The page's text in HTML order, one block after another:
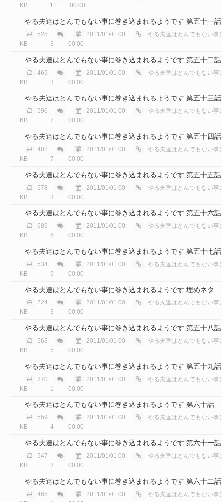
KB
11
00:00
やる夫達はとんでもない事に巻き込まれるようです 第五十一話
525
KB
3
2011/01/01 00:
00:00
やる夫達はとんでもない事に巻き込
やる夫達はとんでもない事に巻き込まれるようです 第五十二話
469
KB
3
2011/01/01 00:
00:00
やる夫達はとんでもない事に巻き込
やる夫達はとんでもない事に巻き込まれるようです 第五十三話
596
KB
7
2011/01/01 00:
00:00
やる夫達はとんでもない事に巻き込
やる夫達はとんでもない事に巻き込まれるようです 第五十四話
402
KB
7
2011/01/01 00:
00:00
やる夫達はとんでもない事に巻き込
やる夫達はとんでもない事に巻き込まれるようです 第五十五話
578
KB
3
2011/01/01 00:
00:00
やる夫達はとんでもない事に巻き込
やる夫達はとんでもない事に巻き込まれるようです 第五十六話
689
KB
6
2011/01/01 00:
00:00
やる夫達はとんでもない事に巻き込
やる夫達はとんでもない事に巻き込まれるようです 第五十七話
534
KB
9
2011/01/01 00:
00:00
やる夫達はとんでもない事に巻き込
やる夫達はとんでもない事に巻き込まれるようです 埋めネタ
224
KB
3
2011/01/01 00:
00:00
やる夫達はとんでもない事に巻き込
やる夫達はとんでもない事に巻き込まれるようです 第五十八話
563
KB
5
2011/01/01 00:
00:00
やる夫達はとんでもない事に巻き込
やる夫達はとんでもない事に巻き込まれるようです 第五十九話
370
KB
1
2011/01/01 00:
00:00
やる夫達はとんでもない事に巻き込
やる夫達はとんでもない事に巻き込まれるようです 第六十話
559
KB
4
2011/01/01 00:
00:00
やる夫達はとんでもない事に巻き込
やる夫達はとんでもない事に巻き込まれるようです 第六十一話
547
KB
3
2011/01/01 00:
00:00
やる夫達はとんでもない事に巻き込
やる夫達はとんでもない事に巻き込まれるようです 第六十二話
465
2011/01/01 00:
やる夫達はとんでもない事に巻き込